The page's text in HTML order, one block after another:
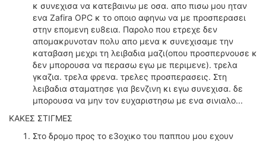
κ συνεχισα να κατεβαινω με οσα. απο πισω μου ηταν
ενα Zafira OPC κ το οποιο αφηνω να με προσπερασει
στην επομενη ευ8εια. Παρολο που ετρεχε δεν
απομακρυνοταν πολυ απο μενα κ συνεχισαμε την
καταβαση μεχρι τη λειβαδια μαζι(οπου προσπερνουσε κ
δεν μπορουσα να περασω εγω με περιμενε). τρελα
γκαζια. τρελα φρενα. τρελες προσπερασεις. Στη
λειβαδια σταματησε για βενζινη κι εγω συνεχισα. δε
μπορουσα να μην τον ευχαριστησω με ενα σινιαλο...
ΚΑΚΕΣ ΣΤΙΓΜΕΣ
Στο δρομο προς το ε3οχικο του παππου μου εχουν